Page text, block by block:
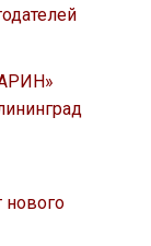
нового